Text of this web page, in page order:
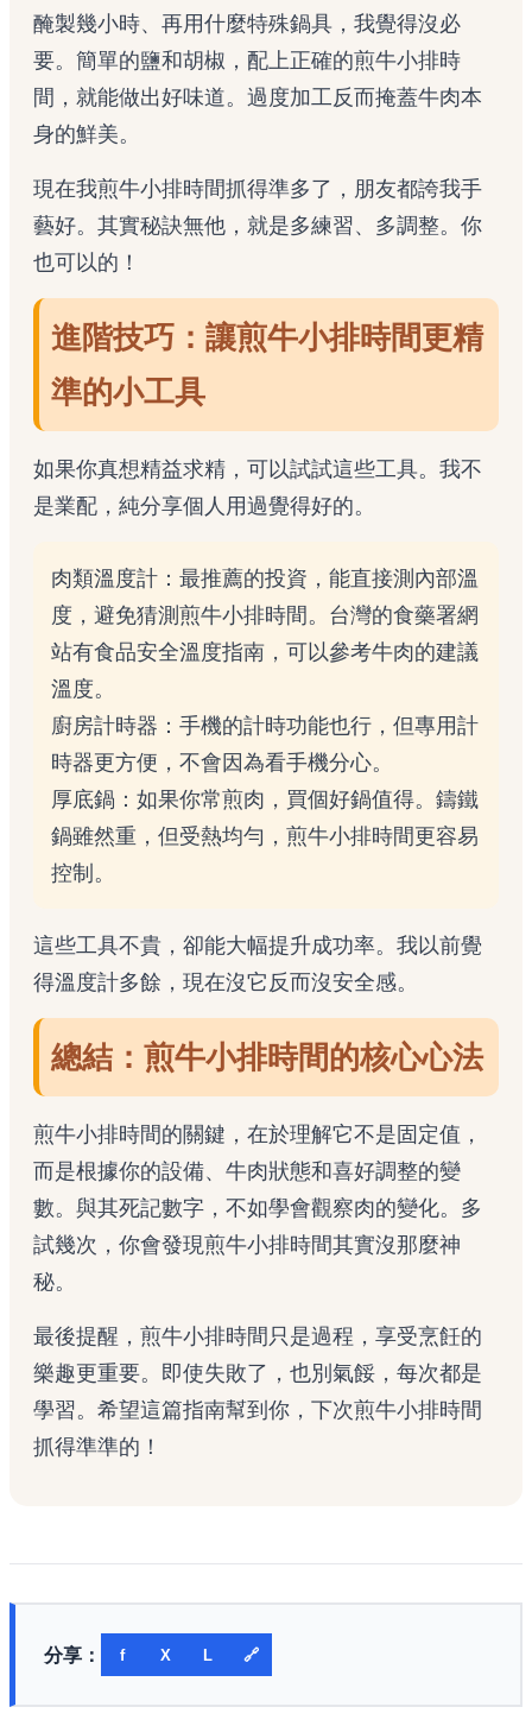
醃製幾小時、再用什麼特殊鍋具，我覺得沒必
要。簡單的鹽和胡椒，配上正確的煎牛小排時
間，就能做出好味道。過度加工反而掩蓋牛肉本
身的鮮美。
現在我煎牛小排時間抓得準多了，朋友都誇我手
藝好。其實秘訣無他，就是多練習、多調整。你
也可以的！
進階技巧：讓煎牛小排時間更精
準的小工具
如果你真想精益求精，可以試試這些工具。我不
是業配，純分享個人用過覺得好的。
肉類溫度計：最推薦的投資，能直接測內部溫
度，避免猜測煎牛小排時間。台灣的食藥署網
站有食品安全溫度指南，可以參考牛肉的建議
溫度。
廚房計時器：手機的計時功能也行，但專用計
時器更方便，不會因為看手機分心。
厚底鍋：如果你常煎肉，買個好鍋值得。鑄鐵
鍋雖然重，但受熱均勻，煎牛小排時間更容易
控制。
這些工具不貴，卻能大幅提升成功率。我以前覺
得溫度計多餘，現在沒它反而沒安全感。
總結：煎牛小排時間的核心心法
煎牛小排時間的關鍵，在於理解它不是固定值，
而是根據你的設備、牛肉狀態和喜好調整的變
數。與其死記數字，不如學會觀察肉的變化。多
試幾次，你會發現煎牛小排時間其實沒那麼神
秘。
最後提醒，煎牛小排時間只是過程，享受烹飪的
樂趣更重要。即使失敗了，也別氣餒，每次都是
學習。希望這篇指南幫到你，下次煎牛小排時間
抓得準準的！
分享： f X L 🔗